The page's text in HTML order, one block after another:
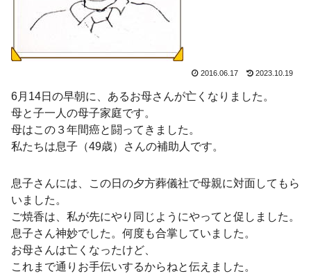
2016.06.17 2023.10.19
6月14日の早朝に、あるお母さんが亡くなりました。
母と子一人の母子家庭です。
母はこの３年間癌と闘ってきました。
私たちは息子（49歳）さんの補助人です。
息子さんには、この日の夕方葬儀社で母親に対面してもら
いました。
ご焼香は、私が先にやり同じようにやってと促しました。
息子さん神妙でした。何度も合掌していました。
お母さんは亡くなったけど、
これまで通りお手伝いするからねと伝えました。